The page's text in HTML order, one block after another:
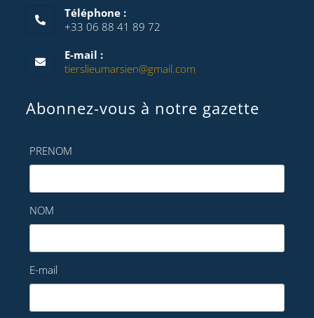
Téléphone :
+33 06 88 41 89 72
E-mail :
tierslieumarsien@gmail.com
Abonnez-vous à notre gazette
PRENOM
NOM
E-mail